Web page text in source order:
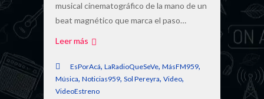
musical cinematográfico de la mano de un
beat magnético que marca el paso…
Leer más
EsPorAcá, LaRadioQueSeVe, MásFM959,
Música, Noticias959, Sol Pereyra, Video,
VideoEstreno